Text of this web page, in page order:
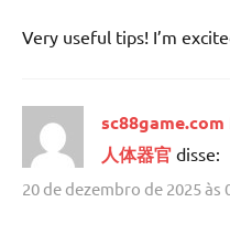
Very useful tips! I’m
人体器官 disse:
20 de dezembro de 2025 às